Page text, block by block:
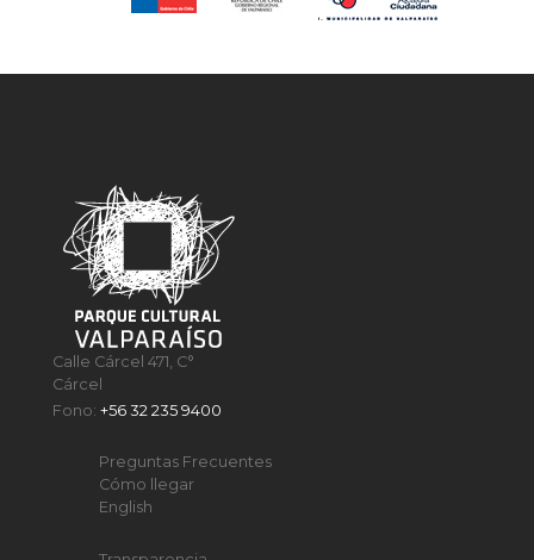
Calle Cárcel 471, C°
Cárcel
Fono:+56 32 235 9400
Preguntas Frecuentes
Cómo llegar
English